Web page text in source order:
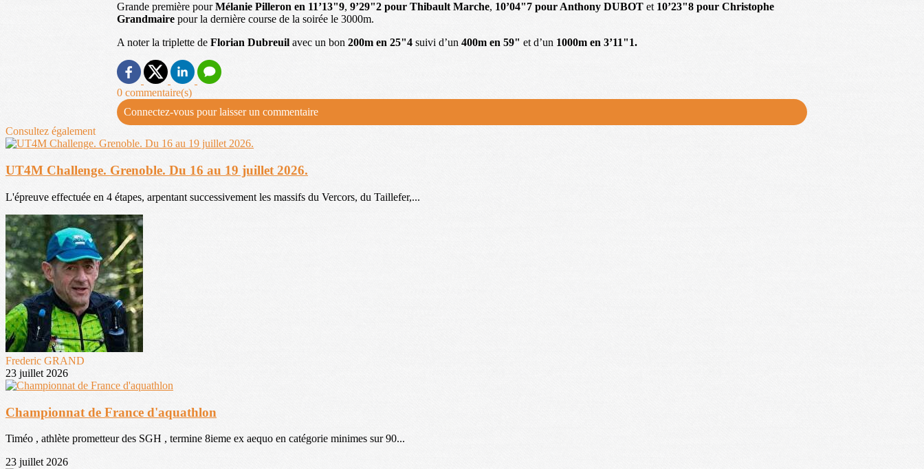
Grande première pourMélanie Pilleron en 11’13"9, 9’29"2 pour Thibault Marche, 10’04"7 pour Anthony DUBOT et 10’23"8 pour Christophe
Grandmaire pour la dernière course de la soirée le 3000m.
A noter la triplette de Florian Dubreuilavec un bon 200m en 25"4 suivi d’un 400m en 59" et d’un 1000m en 3’11"1.
0 commentaire(s)
Connectez-vous pour laisser un commentaire
Consultez également
UT4M Challenge. Grenoble. Du 16 au 19 juillet 2026.
L'épreuve effectuée en 4 étapes, arpentant successivement les massifs du Vercors, du Taillefer,...
Frederic GRAND
23 juillet 2026
Championnat de France d'aquathlon
Timéo , athlète prometteur des SGH , termine 8ieme ex aequo en catégorie minimes sur 90...
23 juillet 2026